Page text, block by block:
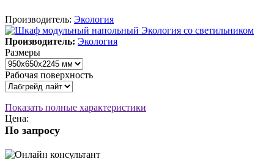
Производитель: Экология
Производитель: Экология
Размеры
Рабочая поверхность
Показать полные характеристики
Цена:
По запросу